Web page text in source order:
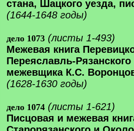
стана, Шацкого уезда,
(1644-1648 годы)
дело 1073 (листы 1-493)
Межевая книга
Переяславль-Рязанского
межевщика К.С.
(1628-1630 годы)
дело 1074 (листы 1-621)
Писцовая и межевая